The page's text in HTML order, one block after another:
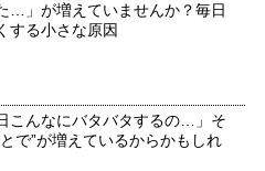
…」が増えていませんか？毎日
する小さな原因
こんなにバタバタするの…」そ
で”が増えているからかもしれ